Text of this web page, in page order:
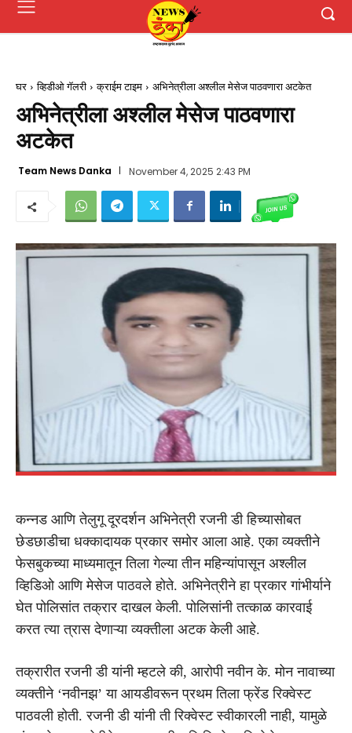
घर व्हिडीओ गॅलरी क्राईम टाइम अभिनेत्रीला अश्लील मेसेज पाठवणारा अटकेत
अभिनेत्रीला अश्लील मेसेज पाठवणारा
अटकेत
Team News Danka November 4, 2025 2:43 PM
कन्नड आणि तेलुगू दूरदर्शन अभिनेत्री रजनी डी हिच्यासोबत
छेडछाडीचा धक्कादायक प्रकार समोर आला आहे. एका व्यक्तीने
फेसबुकच्या माध्यमातून तिला गेल्या तीन महिन्यांपासून अश्लील
व्हिडिओ आणि मेसेज पाठवले होते. अभिनेत्रीने हा प्रकार गांभीर्याने
घेत पोलिसांत तक्रार दाखल केली. पोलिसांनी तत्काळ कारवाई
करत त्या त्रास देणाऱ्या व्यक्तीला अटक केली आहे.
तक्रारीत रजनी डी यांनी म्हटले की, आरोपी नवीन के. मोन नावाच्या
व्यक्तीने ‘नवीनझ’ या आयडीवरून प्रथम तिला फ्रेंड रिक्वेस्ट
पाठवली होती. रजनी डी यांनी ती रिक्वेस्ट स्वीकारली नाही, यामुळे